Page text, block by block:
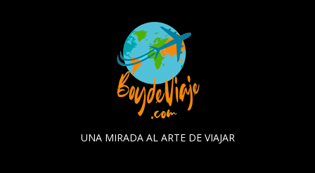
UNA MIRADA AL ARTE DE VIAJAR